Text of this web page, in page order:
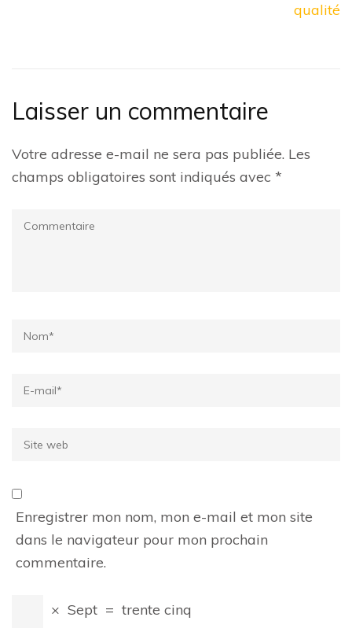
qualité
Laisser un commentaire
Votre adresse e-mail ne sera pas publiée. Les
champs obligatoires sont indiqués avec *
Commentaire
Name*
Email*
Site
Enregistrer mon nom, mon e-mail et mon site
dans le navigateur pour mon prochain
commentaire.
× Sept = trente cinq